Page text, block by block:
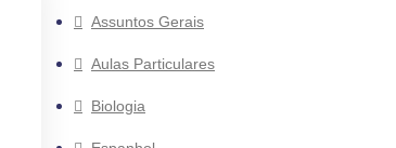
Assuntos Gerais
Aulas Particulares
Biologia